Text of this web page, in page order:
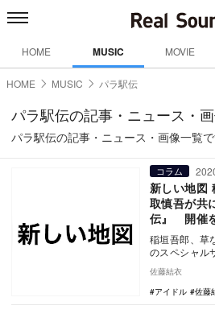
HOME MUSIC MOVIE
HOME MUSIC パラ駅伝
パラ駅伝の記事・ニュース・
パラ駅伝の記事・ニュース・画像一覧
コラム
新しい地図
取慎吾が共
伝』 開催
稲垣吾郎、草
のスペシャル
る、『パラ
2015年の…
佐藤結衣
アイドル
佐藤